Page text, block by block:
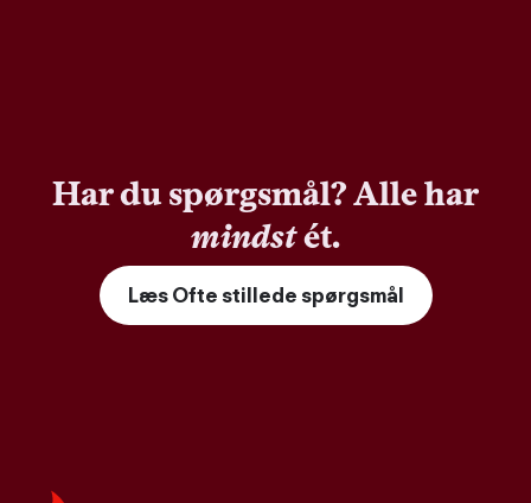
Har du spørgsmål? Alle har
mindstét.
Læs Ofte stillede spørgsmål